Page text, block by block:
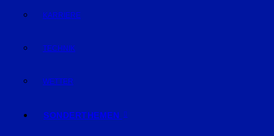
KARRIERE
TECHNIK
WETTER
SONDERTHEMEN